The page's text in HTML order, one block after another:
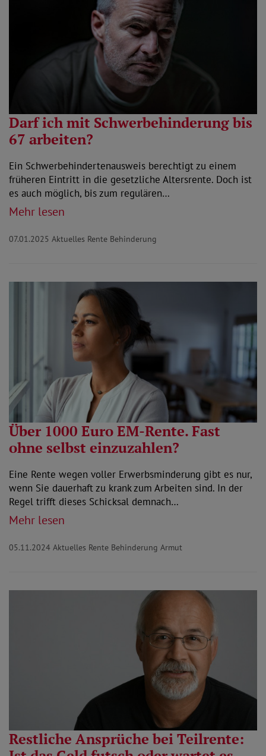
Darf ich mit Schwerbehinderung bis
67 arbeiten?
Ein Schwerbehindertenausweis berechtigt zu einem
früheren Eintritt in die gesetzliche Altersrente. Doch ist
es auch möglich, bis zum regulären…
Mehr lesen
07.01.2025 Aktuelles Rente Behinderung
Über 1000 Euro EM-Rente. Fast
ohne selbst einzuzahlen?
Eine Rente wegen voller Erwerbsminderung gibt es nur,
wenn Sie dauerhaft zu krank zum Arbeiten sind. In der
Regel trifft dieses Schicksal demnach…
Mehr lesen
05.11.2024 Aktuelles Rente Behinderung Armut
Restliche Ansprüche bei Teilrente: